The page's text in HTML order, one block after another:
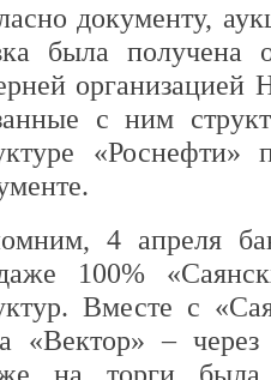
документу,
была получена
с ним
4 апреля
100%
Вместе с
«Вектор» – через
на торги была